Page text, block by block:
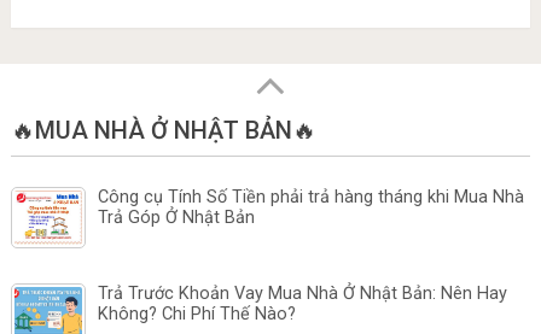
🔥MUA NHÀ Ở NHẬT BẢN🔥
Công cụ Tính Số Tiền phải trả hàng tháng khi Mua Nhà
Trả Góp Ở Nhật Bản
Trả Trước Khoản Vay Mua Nhà Ở Nhật Bản: Nên Hay
Không? Chi Phí Thế Nào?